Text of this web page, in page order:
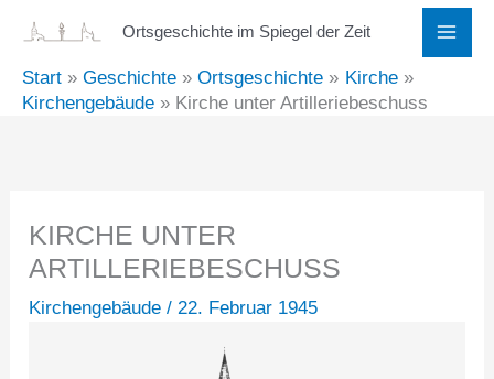
springen
Ortsgeschichte im Spiegel der Zeit
Start Geschichte Ortsgeschichte
Kirche
Kirchengebäude
Kirche unter Artilleriebeschuss
KIRCHE UNTER
ARTILLERIEBESCHUSS
Kirchengebäude /22. Februar 1945